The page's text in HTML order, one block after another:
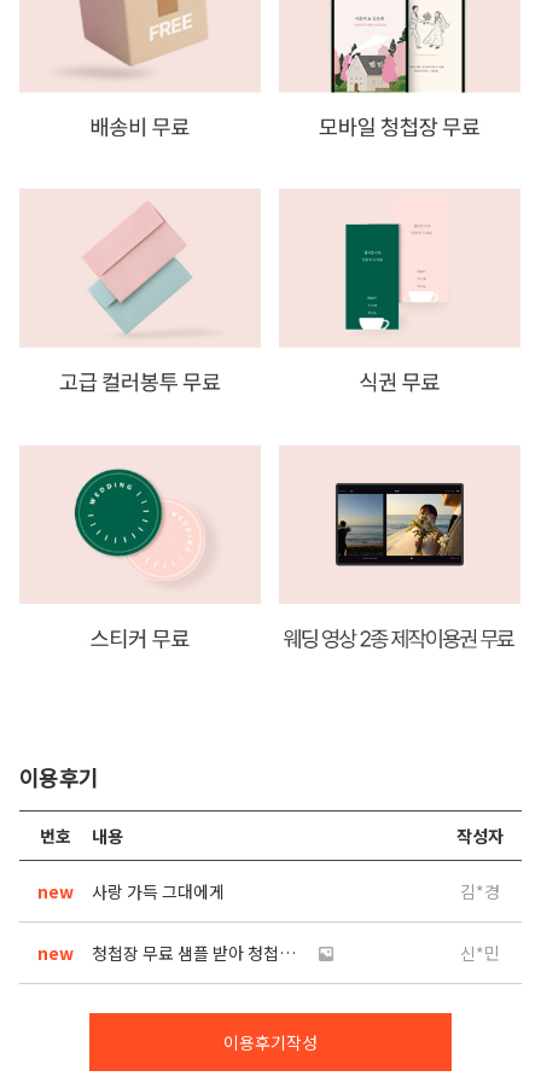
이용후기
번호 내용 작성자
new 사랑 가득 그대에게 김*경
new 청첩장 무료 샘플 받아 청첩장 결정 | 디얼디어 신*민
이용후기작성